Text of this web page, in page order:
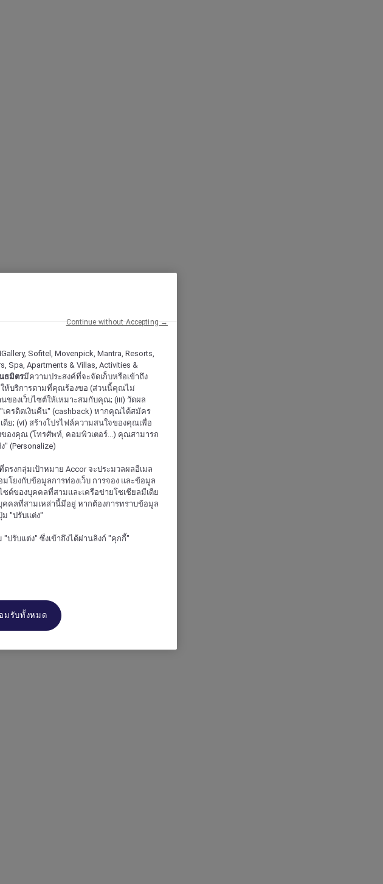
Sofitel, Movenpick, Mantra, Resorts,
Spa, Apartments & Villas, Activities &
ธมิตรมีความประสงค์ที่จะจัดเก็บหรือเข้าถึง
ห้บริการตามที่คุณร้องขอ (ส่วนนี้คุณไม่
ของเว็บไซต์ให้เหมาะสมกับคุณ; (iii) วัดผล
ครดิตเงินคืน" (cashback) หากคุณได้สมัคร
ย; (vi) สร้างโปรไฟล์ความสนใจของคุณเพื่อ
องคุณ (โทรศัพท์, คอมพิวเตอร์...) คุณสามารถ
(Personalize)
งกลุ่มเป้าหมาย Accor จะประมวลผลอีเมล
โยงกับข้อมูลการท่องเว็บ การจอง และข้อมูล
ต์ของบุคคลที่สามและเครือข่ายโซเชียลมีเดีย
คลที่สามเหล่านี้มีอยู่ หากต้องการทราบข้อมูล
"ปรับแต่ง"
รับแต่ง" ซึ่งเข้าถึงได้ผ่านลิงก์ "คุกกี้"
มรับทั้งหมด
Continue without Accepting →